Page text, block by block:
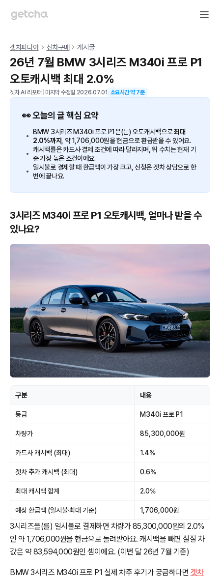
겟차피디아 신차구매 게시글
26년 7월 BMW 3시리즈 M340i 프로 P1
오토캐시백 최대 2.0%
겟차 AI 리포터 마지막 수정일 2026.07.01 소요시간 약7분
👀 오늘의 글 핵심 요약
BMW 3시리즈 M340i 프로 P1은(는) 오토캐시백으로최대
2.0%까지 , 약 1,706,000원을 현금으로 환급받을 수 있어요.
캐시백률은 카드사·결제 조건에 따라 달라지며, 위 수치는 현재 기
준 가장 높은 조건이에요.
일시불로 결제할 때 환급액이 가장 크고, 신청은 겟차 상담으로 한
번에 끝나요.
3시리즈 M340i 프로 P1 오토캐시백, 얼마나 받을 수
있나요?
구분 내용
등급 M340i 프로 P1
차량가 85,300,000원
카드사 캐시백 (최대) 1.4%
겟차 추가 캐시백 (최대) 0.6%
최대 캐시백 합계 2.0%
예상 환급액 (일시불·최대 기준) 1,706,000원
3시리즈을(를) 일시불로 결제하면 차량가 85,300,000원의 2.0%
인 약 1,706,000원을 현금으로 돌려받아요. 캐시백을 빼면 실질 차
값은 약 83,594,000원인 셈이에요. (이번 달 26년 7월 기준)
BMW 3시리즈 M340i 프로 P1 실제 차주 후기가 궁금하다면 겟차